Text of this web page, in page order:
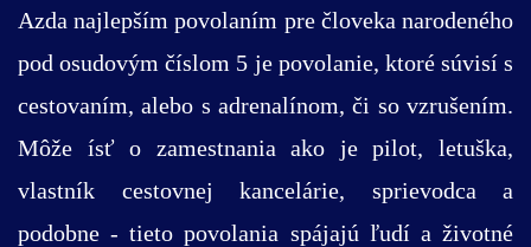
Azda najlepším povolaním pre človeka narodeného
pod osudovým číslom 5 je povolanie, ktoré súvisí s
cestovaním, alebo s adrenalínom, či so vzrušením.
Môže ísť o zamestnania ako je pilot, letuška,
vlastník cestovnej kancelárie, sprievodca a
podobne - tieto povolania spájajú ľudí a životné